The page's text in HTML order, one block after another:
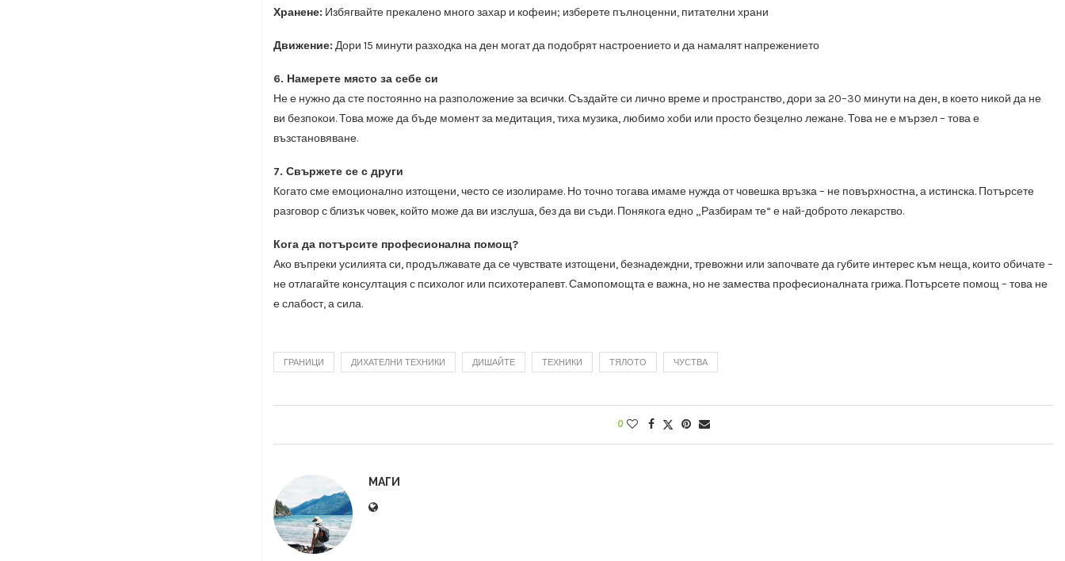
Хранене: Избягвайте прекалено много захар и кофеин; изберете пълноценни, питателни храни
Движение: Дори 15 минути разходка на ден могат да подобрят настроението и да намалят напрежението
6. Намерете място за себе си
Не е нужно да сте постоянно на разположение за всички. Създайте си лично време и пространство, дори за 20–30 минути на ден, в което никой да не
ви безпокои. Това може да бъде момент за медитация, тиха музика, любимо хоби или просто безцелно лежане. Това не е мързел – това е
възстановяване.
7. Свържете се с други
Когато сме емоционално изтощени, често се изолираме. Но точно тогава имаме нужда от човешка връзка – не повърхностна, а истинска. Потърсете
разговор с близък човек, който може да ви изслуша, без да ви съди. Понякога едно „Разбирам те“ е най-доброто лекарство.
Кога да потърсите професионална помощ?
Ако въпреки усилията си, продължавате да се чувствате изтощени, безнадеждни, тревожни или започвате да губите интерес към неща, които обичате –
не отлагайте консултация с психолог или психотерапевт. Самопомощта е важна, но не замества професионалната грижа. Потърсете помощ – това не
е слабост, а сила.
ГРАНИЦИ ДИХАТЕЛНИ ТЕХНИКИ ДИШАЙТЕ ТЕХНИКИ ТЯЛОТО ЧУСТВА
0
МАГИ